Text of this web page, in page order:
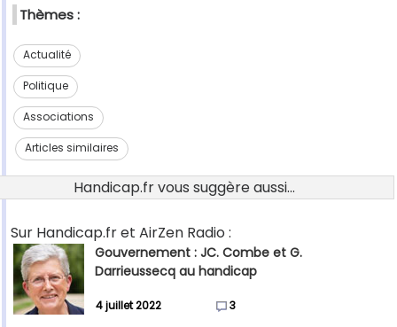
Thèmes :
Actualité
Politique
Associations
Articles similaires
Handicap.fr vous suggère aussi...
Sur Handicap.fr et AirZen Radio :
Gouvernement : JC. Combe et G.
Darrieussecq au handicap
4 juillet 2022 3